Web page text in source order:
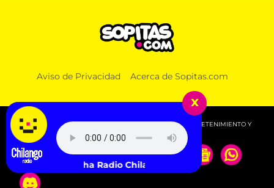
Aviso de Privacidad Acerca de Sopitas.com
© 2026 SOPITAS.COM - MÚSICA, NOTICIAS, DEPORTES, ENTRETENIMIENTO Y
MÁS!.
x
Escucha Radio Chilango -